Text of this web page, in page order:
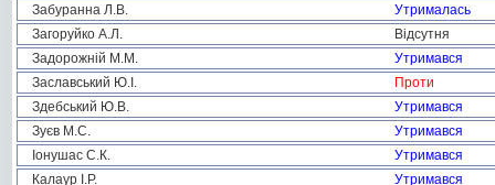
Забуранна Л.В.
Утрималась
Загоруйко А.Л.
Відсутня
Задорожній М.М.
Утримався
Заславський Ю.І.
Проти
Здебський Ю.В.
Утримався
Зуєв М.С.
Утримався
Іонушас С.К.
Утримався
Калаур І.Р.
Утримався